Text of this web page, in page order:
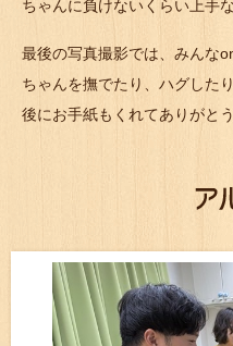
ちゃんに負けないくらい上手
最後の写真撮影では、みんな
ちゃんを撫でたり、ハグした
後にお手紙もくれてありがと